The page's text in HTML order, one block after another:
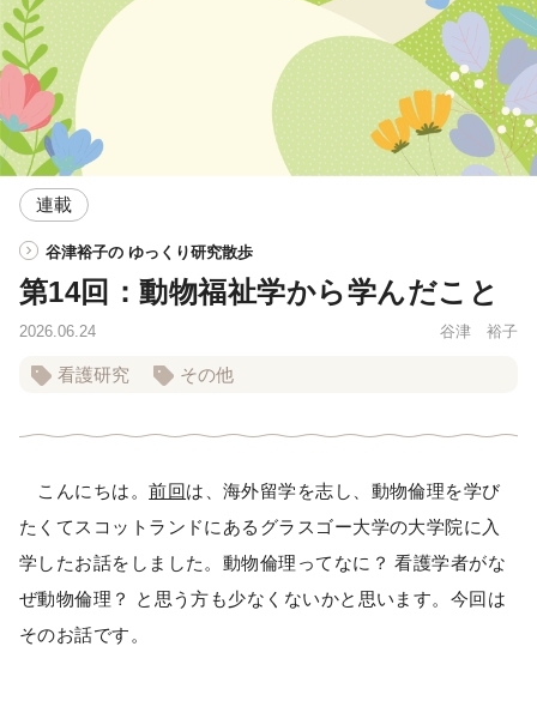
連載
谷津裕子の ゆっくり研究散歩
第14回：動物福祉学から学んだこと
2026.06.24 谷津 裕子
看護研究 その他
こんにちは。前回は、海外留学を志し、動物倫理を学び
たくてスコットランドにあるグラスゴー大学の大学院に入
学したお話をしました。動物倫理ってなに？ 看護学者がな
ぜ動物倫理？ と思う方も少なくないかと思います。今回は
そのお話です。